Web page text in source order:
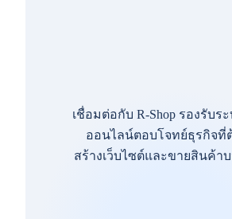
เชื่อมต่อกับ R-Shop รองรับร
ออนไลน์ตอบโจทย์ธุรกิจที่
สร้างเว็บไซต์และขายสินค้า